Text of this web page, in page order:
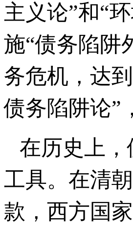
主义论”和“
施“债务陷阱
务危机，达
债务陷阱论”
在历史上
工具。在清
款，西方国